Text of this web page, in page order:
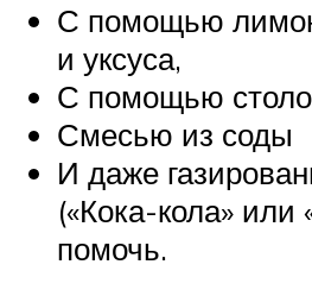
С помощью
и уксуса,
С помощью
Смесью из соды
И даже
(«Кока-кола» или
помочь.